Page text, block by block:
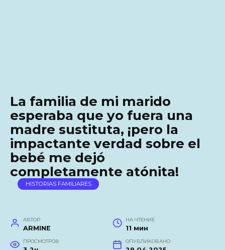
La familia de mi marido
esperaba que yo fuera una
madre sustituta, ¡pero la
impactante verdad sobre el
bebé me dejó
completamente atónita!
HISTORIAS FAMILIARES
АВТОР
ARMINE
НА ЧТЕНИЕ
11 мин
ПРОСМОТРОВ ОПУБЛИКОВАНО